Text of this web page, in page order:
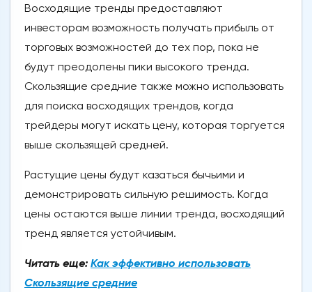
Восходящие тренды предоставляют
инвесторам возможность получать прибыль от
торговых возможностей до тех пор, пока не
будут преодолены пики высокого тренда.
Скользящие средние также можно использовать
для поиска восходящих трендов, когда
трейдеры могут искать цену, которая торгуется
выше скользящей средней.
Растущие цены будут казаться бычьими и
демонстрировать сильную решимость. Когда
цены остаются выше линии тренда, восходящий
тренд является устойчивым.
Читать еще: Как эффективно использовать
Скользящие средние